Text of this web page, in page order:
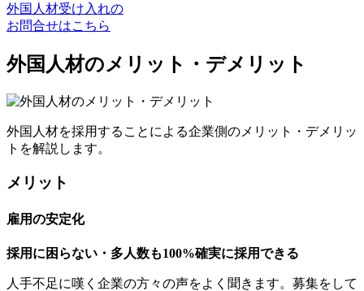
外国人材受け入れの
お問合せはこちら
外国人材のメリット・デメリット
外国人材を採用することによる企業側のメリット・デメリッ
トを解説します。
メリット
雇用の安定化
採用に困らない・多人数も100%確実に採用できる
人手不足に嘆く企業の方々の声をよく聞きます。募集をして